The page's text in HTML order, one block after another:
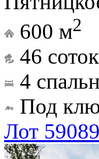
600 м2
46 соток
4
Под
Лот 59089